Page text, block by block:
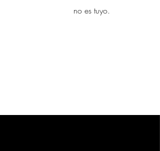
no es tuyo.